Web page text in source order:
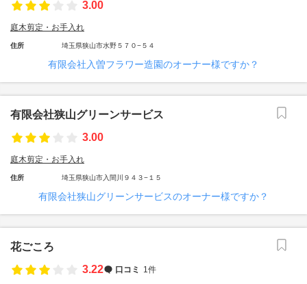
3.00
庭木剪定・お手入れ
住所 埼玉県狭山市水野５７０−５４
有限会社入曽フラワー造園のオーナー様ですか？
有限会社狭山グリーンサービス
3.00
庭木剪定・お手入れ
住所 埼玉県狭山市入間川９４３−１５
有限会社狭山グリーンサービスのオーナー様ですか？
花ごころ
3.22
口コミ 1件